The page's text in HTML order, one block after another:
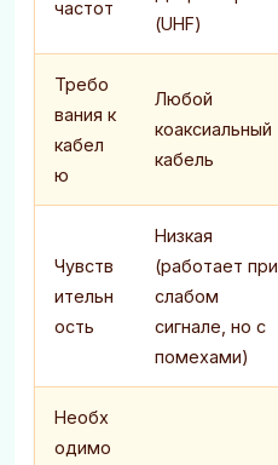
частот
(UHF)
Требо
вания к
кабел
ю
Любой
коаксиальный
кабель
Чувств
ительн
ость
Низкая
(работает при
слабом
сигнале, но с
помехами)
Необх
одимо